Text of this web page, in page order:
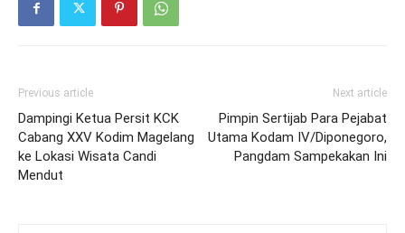
Previous article
Dampingi Ketua Persit KCK
Cabang XXV Kodim Magelang
ke Lokasi Wisata Candi
Mendut
Next article
Pimpin Sertijab Para Pejabat
Utama Kodam IV/Diponegoro,
Pangdam Sampekakan Ini